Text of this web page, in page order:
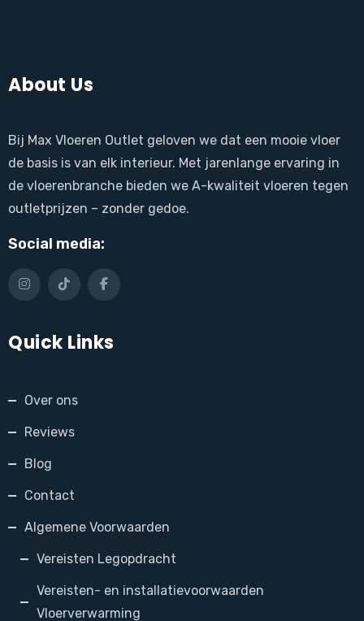
About Us
Bij Max Vloeren Outlet geloven we dat een mooie vloer
de basis is van elk interieur. Met jarenlange ervaring in
de vloerenbranche bieden we A-kwaliteit vloeren tegen
outletprijzen – zonder gedoe.
Social media:
Quick Links
Over ons
Reviews
Blog
Contact
Algemene Voorwaarden
Vereisten Legopdracht
Vereisten- en installatievoorwaarden
Vloerverwarming